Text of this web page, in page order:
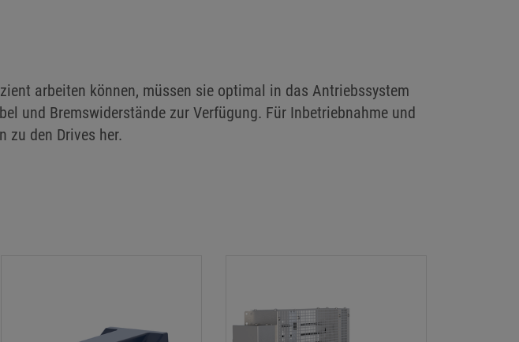
arbeiten können, müssen sie optimal in das Antriebssystem
und Bremswiderstände zur Verfügung. Für Inbetriebnahme und
zu den Drives her.